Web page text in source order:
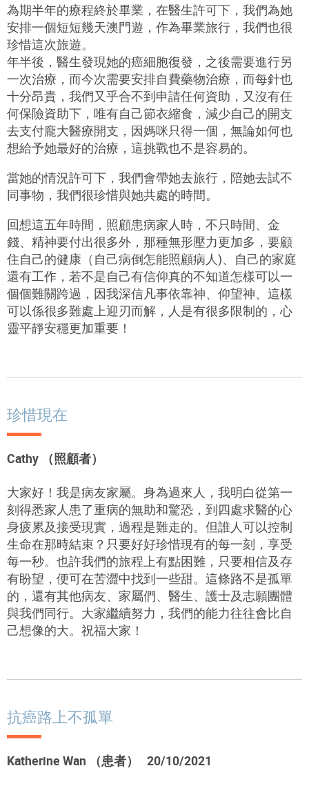
為期半年的療程終於畢業，在醫生許可下，我們為她
安排一個短短幾天澳門遊，作為畢業旅行，我們也很
珍惜這次旅遊。
年半後，醫生發現她的癌細胞復發，之後需要進行另
一次治療，而今次需要安排自費藥物治療，而每針也
十分昂貴，我們又乎合不到申請任何資助，又沒有任
何保險資助下，唯有自己節衣縮食，減少自己的開支
去支付龐大醫療開支，因媽咪只得一個，無論如何也
想給予她最好的治療，這挑戰也不是容易的。
當她的情況許可下，我們會帶她去旅行，陪她去試不
同事物，我們很珍惜與她共處的時間。
回想這五年時間，照顧患病家人時，不只時間、金
錢、精神要付出很多外，那種無形壓力更加多，要顧
住自己的健康（自己病倒怎能照顧病人)、自己的家庭
還有工作，若不是自己有信仰真的不知道怎樣可以一
個個難關跨過，因我深信凡事依靠神、仰望神、這樣
可以係很多難處上迎刃而解，人是有很多限制的，心
靈平靜安穩更加重要！
珍惜現在
Cathy （照顧者）
大家好！我是病友家屬。身為過來人，我明白從第一
刻得悉家人患了重病的無助和驚恐，到四處求醫的心
身疲累及接受現實，過程是難走的。但誰人可以控制
生命在那時結束？只要好好珍惜現有的每一刻，享受
每一秒。也許我們的旅程上有點困難，只要相信及存
有盼望，便可在苦澀中找到一些甜。這條路不是孤單
的，還有其他病友、家屬們、醫生、護士及志願團體
與我們同行。大家繼續努力，我們的能力往往會比自
己想像的大。祝福大家！
抗癌路上不孤單
Katherine Wan （患者） 20/10/2021